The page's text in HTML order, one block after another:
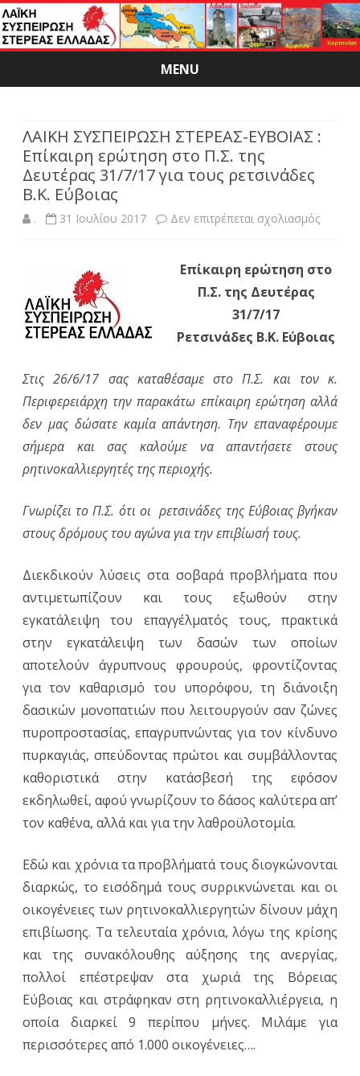
MENU
Skip
ΛΑΙΚΗ ΣΥΣΠΕΙΡΩΣΗ ΣΤΕΡΕΑΣ-ΕΥΒΟΙΑΣ :
Επίκαιρη ερώτηση στο Π.Σ. της
Δευτέρας 31/7/17 για τους ρετσινάδες
Β.Κ. Εύβοιας
. 31 Ιουλίου 2017 Δεν επιτρέπεται σχολιασμόςστο
στο
για
τους
Β.Κ.
Επίκαιρη ερώτηση στο
Π.Σ. της Δευτέρας
31/7/17
Ρετσινάδες Β.Κ. Εύβοιας
Στις 26/6/17 σας καταθέσαμε στο Π.Σ. και τον κ.
Περιφερειάρχη την παρακάτω επίκαιρη ερώτηση αλλά
δεν μας δώσατε καμία απάντηση. Την επαναφέρουμε
σήμερα και σας καλούμε να απαντήσετε στους
ρητινοκαλλιεργητές της περιοχής.
Γνωρίζει το Π.Σ. ότι οι ρετσινάδες της Εύβοιας βγήκαν
στους δρόμους του αγώνα για την επιβίωσή τους.
Διεκδικούν λύσεις στα σοβαρά προβλήματα που
αντιμετωπίζουν και τους εξωθούν στην
εγκατάλειψη του επαγγέλματός τους, πρακτικά
στην εγκατάλειψη των δασών των οποίων
αποτελούν άγρυπνους φρουρούς, φροντίζοντας
για τον καθαρισμό του υπορόφου, τη διάνοιξη
δασικών μονοπατιών που λειτουργούν σαν ζώνες
πυροπροστασίας, επαγρυπνώντας για τον κίνδυνο
πυρκαγιάς, σπεύδοντας πρώτοι και συμβάλλοντας
καθοριστικά στην κατάσβεσή της εφόσον
εκδηλωθεί, αφού γνωρίζουν το δάσος καλύτερα απ’
τον καθένα, αλλά και για την λαθροϋλοτομία.
Εδώ και χρόνια τα προβλήματά τους διογκώνονται
διαρκώς, το εισόδημά τους συρρικνώνεται και οι
οικογένειες των ρητινοκαλλιεργητών δίνουν μάχη
επιβίωσης. Τα τελευταία χρόνια, λόγω της κρίσης
και της συνακόλουθης αύξησης της ανεργίας,
πολλοί επέστρεψαν στα χωριά της Βόρειας
Εύβοιας και στράφηκαν στη ρητινοκαλλιέργεια, η
οποία διαρκεί 9 περίπου μήνες. Μιλάμε για
περισσότερες από 1.000 οικογένειες….